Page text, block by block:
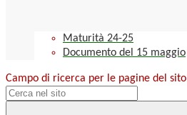
Maturità 24-25
Documento del 15 maggio
Campo di ricerca per le pagine del sito